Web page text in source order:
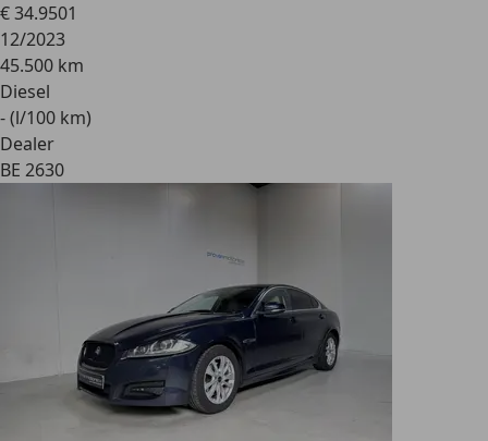
€ 34.9501
12/2023
45.500 km
Diesel
- (l/100 km)
Dealer
BE 2630